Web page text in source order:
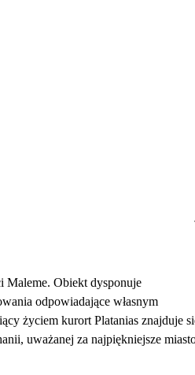
Maleme. Obiekt dysponuje
odpowiadające własnym
życiem kurort Platanias znajduje
uważanej za najpiękniejsze